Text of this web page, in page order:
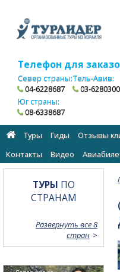
Телефон для
Север страны:
04-6228687
Тель-Авив:
03-6280300
Юг страны:
08-6338687
Туры Гиды Отзывы
Контакты
Видео
ТУРЫ ПО
СТРАНАМ
Развернуть все 8
стран